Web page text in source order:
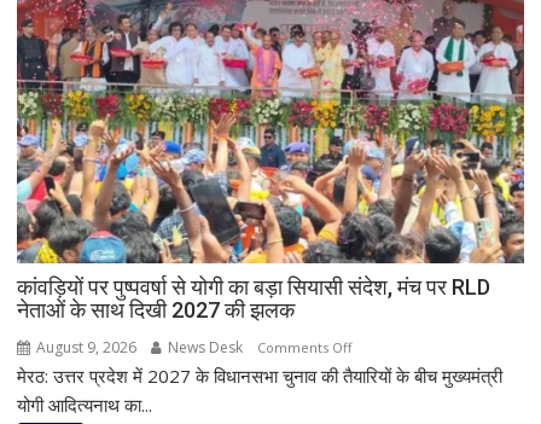
कांवड़ियों पर पुष्पवर्षा से योगी का बड़ा सियासी संदेश, मंच पर RLD
नेताओं के साथ दिखी 2027 की झलक
August 9, 2026 News Desk Comments Offon
कांवड़ियों
मेरठ: उत्तर प्रदेश में 2027 के विधानसभा चुनाव की तैयारियों के बीच मुख्यमंत्री
योगी आदित्यनाथ का...